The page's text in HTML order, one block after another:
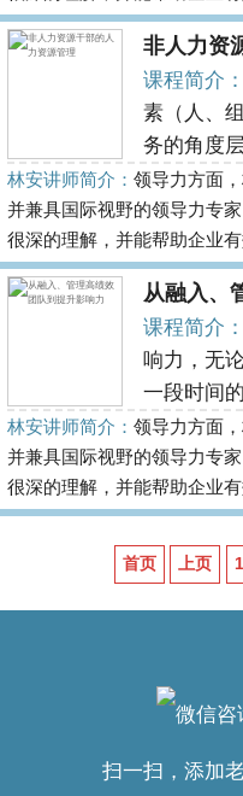
非人力资
课程简介：
素（人、
务的角度
林安讲师简介： 领导力方面
并兼具国际视野的领导力专
很深的理解，并能帮助企业
从融入、
课程简介
响力，无
一段时间
林安讲师简介： 领导力方面
并兼具国际视野的领导力专
很深的理解，并能帮助企业
首页 上页 1
扫一扫，添